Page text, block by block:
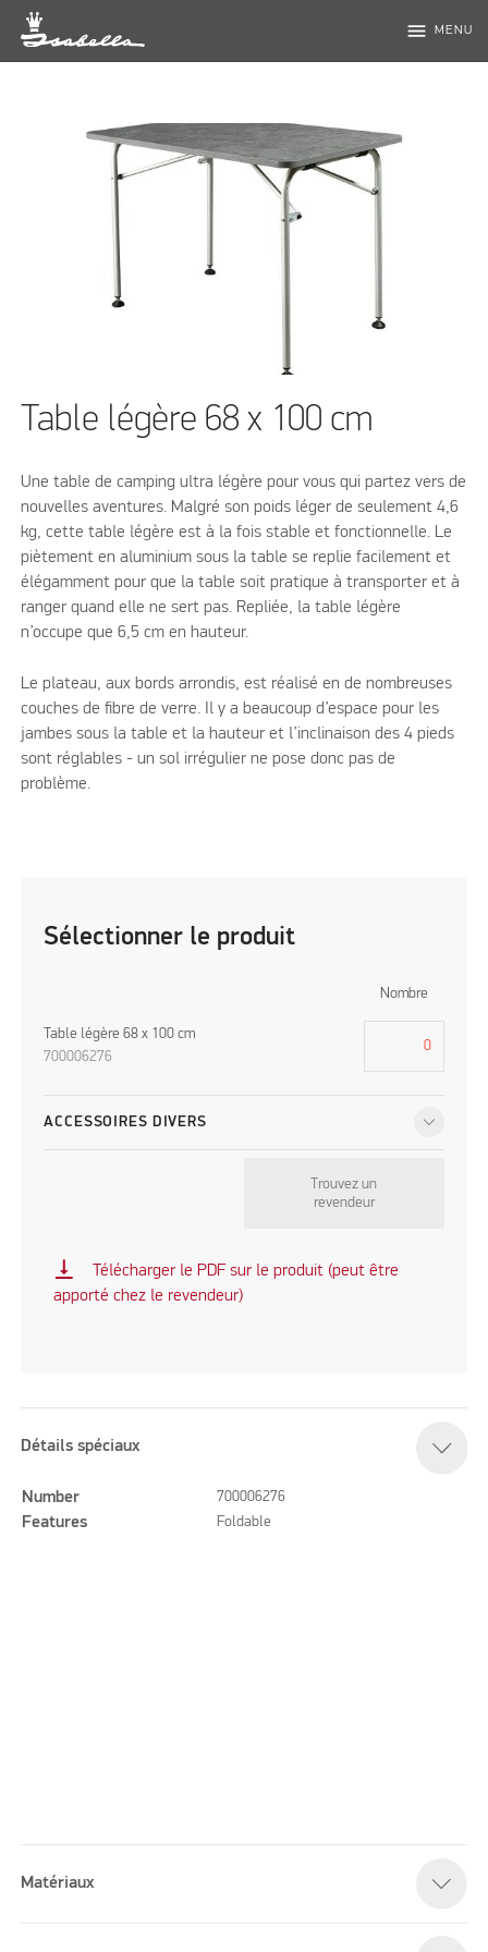
menu MENU
Table légère 68 x 100 cm
Une table de camping ultra légère pour vous qui partez vers de
nouvelles aventures. Malgré son poids léger de seulement 4,6
kg, cette table légère est à la fois stable et fonctionnelle. Le
piètement en aluminium sous la table se replie facilement et
élégamment pour que la table soit pratique à transporter et à
ranger quand elle ne sert pas. Repliée, la table légère
n’occupe que 6,5 cm en hauteur.
Le plateau, aux bords arrondis, est réalisé en de nombreuses
couches de fibre de verre. Il y a beaucoup d’espace pour les
jambes sous la table et la hauteur et l’inclinaison des 4 pieds
sont réglables - un sol irrégulier ne pose donc pas de
problème.
Sélectionner le produit
Nombre
Table légère 68 x 100 cm
700006276
ACCESSOIRES DIVERS
Trouvez un
revendeur
vertical_align_bottom
Télécharger le PDF sur le produit (peut être
apporté chez le revendeur)
Détails spéciaux
Number 700006276
Features Foldable
Please accept marketing cookies to watch this video
Matériaux